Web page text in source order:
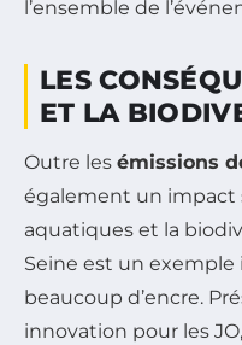
l’ensemble de
LES
ET LA
Outre les émissions
également un impact
aquatiques et la
Seine est un
beaucoup d’encre.
innovation pour les